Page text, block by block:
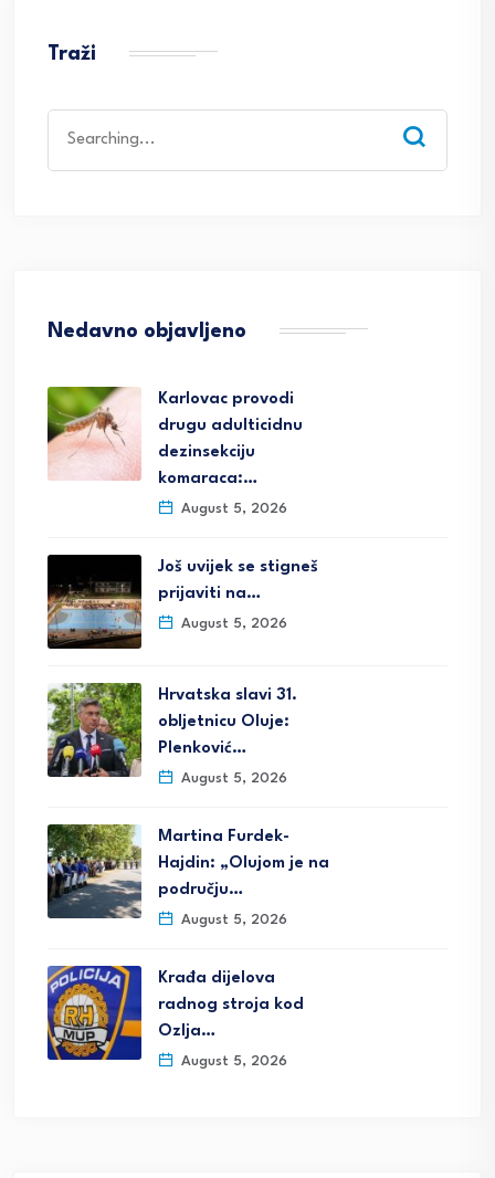
Traži
for:
Nedavno objavljeno
Karlovac provodi
drugu adulticidnu
dezinsekciju
komaraca:…
August 5, 2026
Još uvijek se stigneš
prijaviti na…
August 5, 2026
Hrvatska slavi 31.
obljetnicu Oluje:
Plenković…
August 5, 2026
Martina Furdek-
Hajdin: „Olujom je na
području…
August 5, 2026
Krađa dijelova
radnog stroja kod
Ozlja…
August 5, 2026